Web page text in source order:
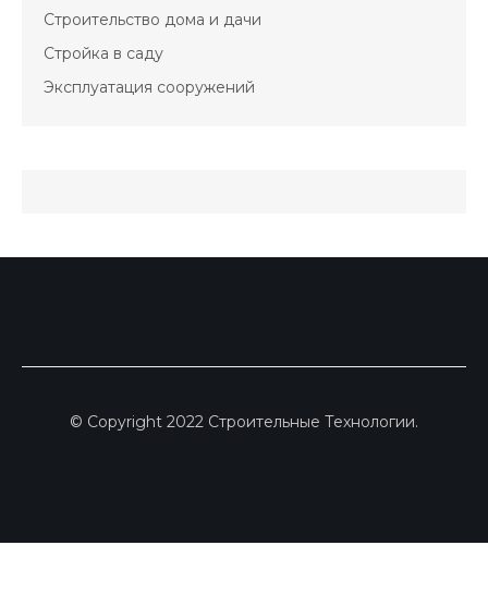
Строительство дома и дачи
Стройка в саду
Эксплуатация сооружений
© Copyright 2022 Строительные Технологии.